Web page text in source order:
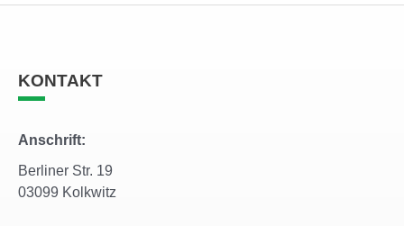
KONTAKT
Anschrift:
Berliner Str. 19
03099 Kolkwitz